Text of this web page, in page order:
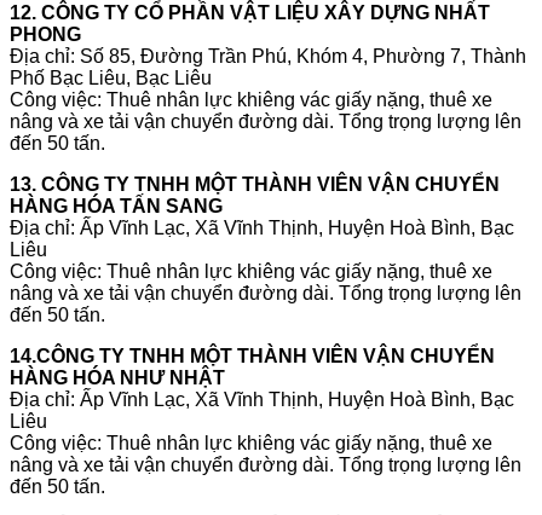
12. CÔNG TY CỔ PHẦN VẬT LIỆU XÂY DỰNG NHẤT
PHONG
Địa chỉ: Số 85, Đường Trần Phú, Khóm 4, Phường 7, Thành
Phố Bạc Liêu, Bạc Liêu
Công việc: Thuê nhân lực khiêng vác giấy nặng, thuê xe
nâng và xe tải vận chuyển đường dài. Tổng trọng lượng lên
đến 50 tấn.
13. CÔNG TY TNHH MỘT THÀNH VIÊN VẬN CHUYỂN
HÀNG HÓA TẤN SANG
Địa chỉ: Ấp Vĩnh Lạc, Xã Vĩnh Thịnh, Huyện Hoà Bình, Bạc
Liêu
Công việc: Thuê nhân lực khiêng vác giấy nặng, thuê xe
nâng và xe tải vận chuyển đường dài. Tổng trọng lượng lên
đến 50 tấn.
14.CÔNG TY TNHH MỘT THÀNH VIÊN VẬN CHUYỂN
HÀNG HÓA NHƯ NHẬT
Địa chỉ: Ấp Vĩnh Lạc, Xã Vĩnh Thịnh, Huyện Hoà Bình, Bạc
Liêu
Công việc: Thuê nhân lực khiêng vác giấy nặng, thuê xe
nâng và xe tải vận chuyển đường dài. Tổng trọng lượng lên
đến 50 tấn.